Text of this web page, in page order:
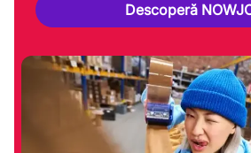
Descoperă